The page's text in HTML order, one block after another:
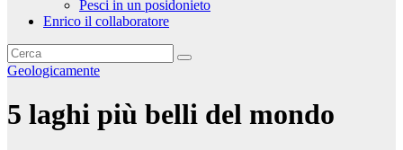
Pesci in un posidonieto
Enrico il collaboratore
Geologicamente
5 laghi più belli del mondo